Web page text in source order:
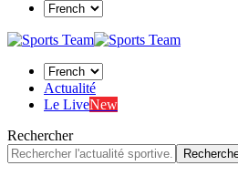
Actualité
Le LiveNew
Rechercher